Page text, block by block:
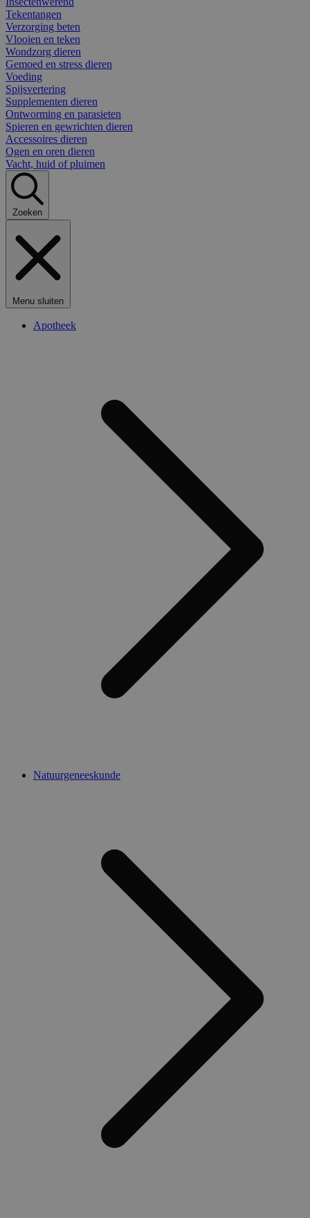
Tekentangen
Verzorging beten
Vlooien en teken
Wondzorg dieren
Gemoed en stress dieren
Voeding
Spijsvertering
Supplementen dieren
Ontworming en parasieten
Spieren en gewrichten dieren
Accessoires dieren
Ogen en oren dieren
Vacht, huid of pluimen
Zoeken
Menu sluiten
Apotheek
Natuurgeneeskunde